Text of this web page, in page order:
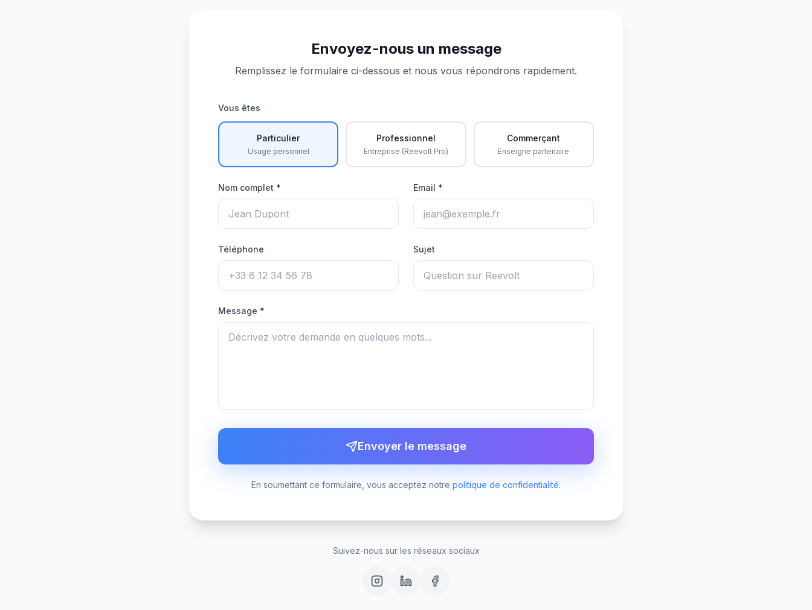
Envoyez-nous un message
Remplissez le formulaire ci-dessous et nous vous répondrons rapidement.
Vous êtes
Particulier
Usage personnel
Professionnel
Entreprise (Reevolt Pro)
Commerçant
Enseigne partenaire
Nom complet * Email *
Téléphone Sujet
Message *
Envoyer le message
En soumettant ce formulaire, vous acceptez notre politique de confidentialité.
Suivez-nous sur les réseaux sociaux